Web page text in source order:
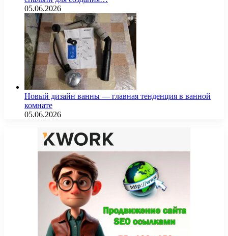
05.06.2026
Новый дизайн ванны — главная тенденция в ванной
комнате
05.06.2026